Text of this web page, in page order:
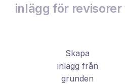
inlägg för
Skapa
inlägg från
grunden